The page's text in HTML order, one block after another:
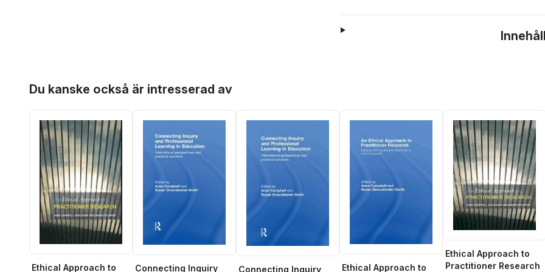
Du kanske också är intresserad av
Ethical Approach to Connecting Inquiry Connecting Inquiry Ethical Approach to
Ethical Approach to
Practitioner Research